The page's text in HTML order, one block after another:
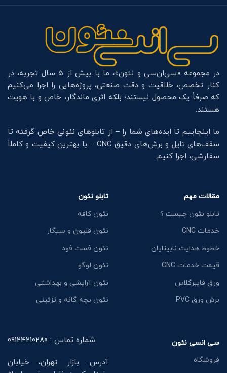
در مجموعه «سی‌ان‌سی و نئون»، ما با بیش از ۵ سال تجربه، در
کنار تخصص، خلاقیت و دقت صنعتی، پروژه‌هایی را اجرا می‌کنیم
که صرفاً یک محصول نیستند؛ بلکه اثری ماندگار، خاص و با هویت
هستند.
ما اینجاییم تا ایده‌های شما را – از تابلوهای نئونی خاص گرفته تا
سقف‌های تایل و برش‌های دقیق CNC – با بهترین کیفیت و کاملاً
سفارشی، اجرا کنیم.
مقالات مهم
تابلو نئون چیست ؟
خدمات CNC
خطوط هدایت نابینایان
قیمت خدمات CNC
ورق فایبرگلاس
برش ورق PVC
تابلو نئون
نئون کافه
نئون قلیون و سیگار
نئون فست فود
نئون لوگو
نئون آرایشی و بهداشتی
نئون بچه گانه و تزئینی
سی انسی نئون
فروشگاه
شماره تماس : 09124210280
آدرس: بازار تهران، خیابان